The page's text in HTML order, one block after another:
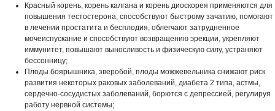
Красный корень, корень калгана и корень диоскорея применяются для
повышения тестостерона, способствуют быстрому зачатию, помогают
в лечении простатита и бесплодия, облегчают затрудненное
мочеиспускание и способствуют возвращению эрекции, укрепляют
иммунитет, повышают выносливость и физическую силу, устраняют
бессонницу;
Плоды боярышника, зверобой, плоды можжевельника снижают риск
развития некоторых раковых заболеваний, диабета 2 типа, астмы,
сердечно-сосудистых заболеваний, борются с депрессией, регулируя
работу нервной системы;